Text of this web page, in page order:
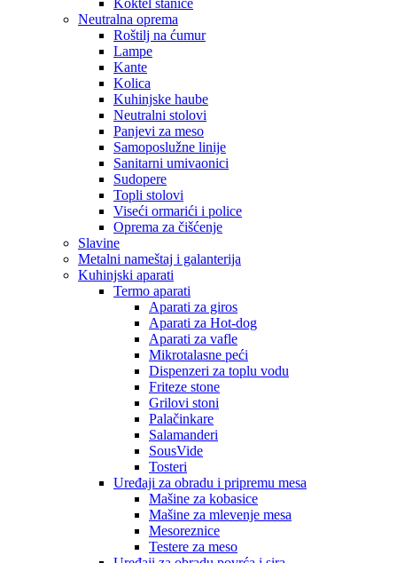
Koktel stanice
Neutralna oprema
Roštilj na ćumur
Lampe
Kante
Kolica
Kuhinjske haube
Neutralni stolovi
Panjevi za meso
Samoposlužne linije
Sanitarni umivaonici
Sudopere
Topli stolovi
Viseći ormarići i police
Oprema za čišćenje
Slavine
Metalni nameštaj i galanterija
Kuhinjski aparati
Termo aparati
Aparati za giros
Aparati za Hot-dog
Aparati za vafle
Mikrotalasne peći
Dispenzeri za toplu vodu
Friteze stone
Grilovi stoni
Palačinkare
Salamanderi
SousVide
Tosteri
Uređaji za obradu i pripremu mesa
Mašine za kobasice
Mašine za mlevenje mesa
Mesoreznice
Testere za meso